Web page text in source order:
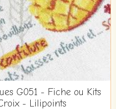
G051 - Fiche ou Kits
- Lilipoints